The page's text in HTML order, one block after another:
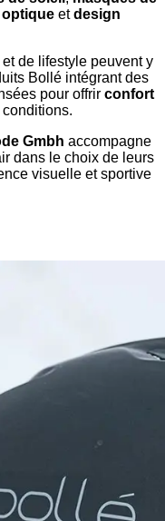
etdesign
de lifestyle peuvent y
Bollé intégrant des
pour offrir confort
Gmbh accompagne
dans le choix de leurs
visuelle et sportive